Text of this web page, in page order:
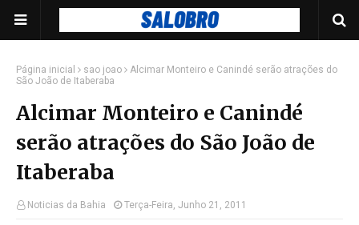
Página inicial sao joao
Alcimar Monteiro e Canindé serão atrações do
São João de Itaberaba
Alcimar Monteiro e Canindé
serão atrações do São João de
Itaberaba
Noticias da Bahia Terça-Feira, Junho 21, 2011